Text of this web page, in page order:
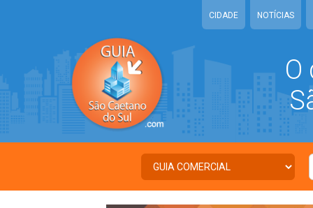
CIDADE NOTÍCIAS
O